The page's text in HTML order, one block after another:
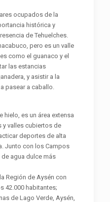
ocupados de la
histórica y
de Tehuelches.
pero es un valle
como el guanaco y el
las estancias
y asistir a la
pasear a caballo.
hielo, es un área extensa
y valles cubiertos de
deportes de alta
Junto con los Campos
de agua dulce más
Región de Aysén con
42.000 habitantes;
de Lago Verde, Aysén,